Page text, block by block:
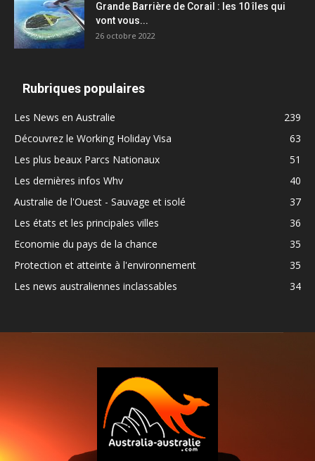
Grande Barrière de Corail : les 10 îles qui
vont vous...
26 octobre 2022
Rubriques populaires
Les News en Australie
239
Découvrez le Working Holiday Visa
63
Les plus beaux Parcs Nationaux
51
Les dernières infos Whv
40
Australie de l'Ouest - Sauvage et isolé
37
Les états et les principales villes
36
Economie du pays de la chance
35
Protection et atteinte à l'environnement
35
Les news australiennes inclassables
34